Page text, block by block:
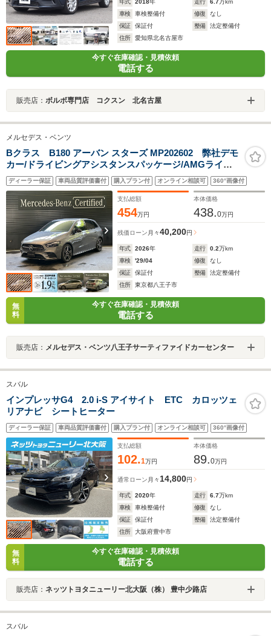
年式 2018年 走行 6.7万km
車検
車検整備付 修復
なし
保証
保証付 整備
法定整備付
住所
愛知県北名古屋市
今すぐ在庫確認・見積依頼
電話する
販売店： ボルボ専門店 コクスン 北名古屋
メルセデス・ベンツ
Bクラス B180 アーバン スターズ MP202602 弊社デモ
カー/ドライビングアシスタンスパッケージ/AMGライン/
ナイトパッケージ/レザーARTICO・MICROCUTシート/ア
ドバンスドサウンドシステム/MBUX AR ナビゲーション/
フットトランクオープナー
ディーラー保証 車両品質評価書付 購入プラン付 オンライン相談可 360°画像付
支払総額
454万円
本体価格
438.0万円
残価ローン 月々40,200円
年式 2026年 走行 0.2万km
車検
'29/04 修復
なし
保証
保証付 整備
法定整備付
住所
東京都八王子市
無
料
今すぐ在庫確認・見積依頼
電話する
販売店： メルセデス・ベンツ八王子サーティファイドカーセンター
スバル
インプレッサG4 2.0 i-S アイサイト ETC カロッツェ
リアナビ シートヒーター
ディーラー保証 車両品質評価書付 購入プラン付 オンライン相談可 360°画像付
支払総額
102.1万円
本体価格
89.0万円
通常ローン 月々14,800円
年式 2020年 走行 6.7万km
車検
車検整備付 修復
なし
保証
保証付 整備
法定整備付
住所
大阪府豊中市
無
料
今すぐ在庫確認・見積依頼
電話する
販売店： ネッツトヨタニューリー北大阪（株） 豊中少路店
スバル